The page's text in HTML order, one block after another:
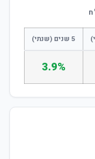
5 שנים (שנתי)
3.9%